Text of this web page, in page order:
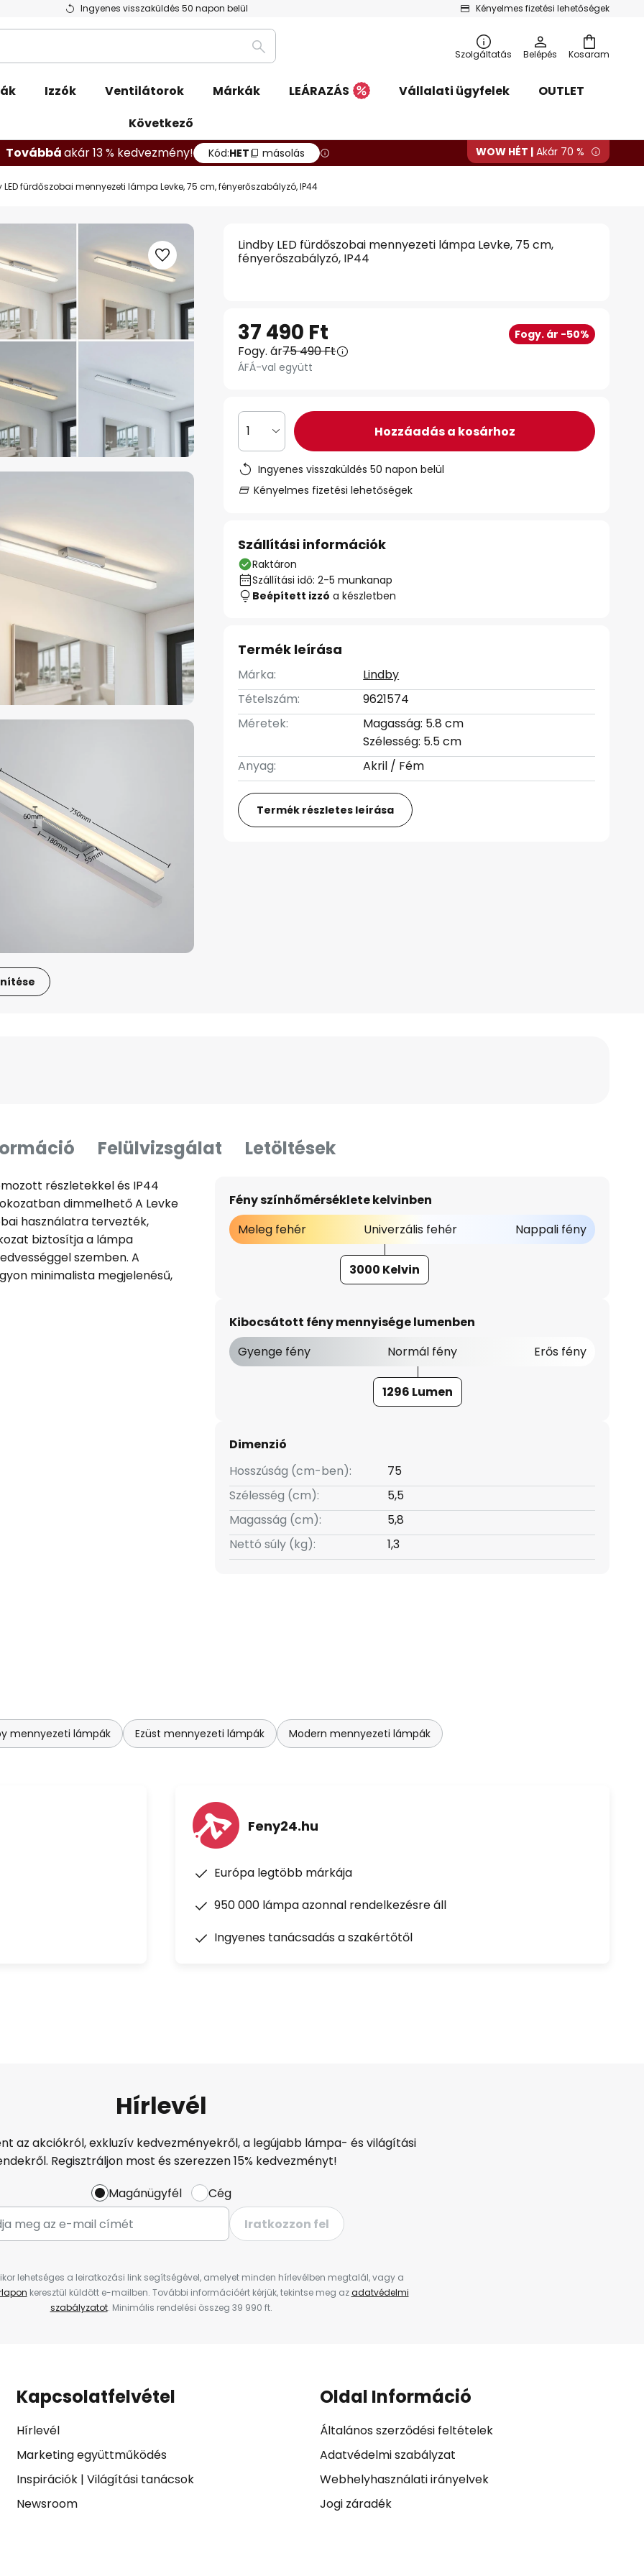
Ingyenes visszaküldés 50 napon belül Kényelmes fizetési lehetőségek
Kosaram
Keresés
Szolgáltatás Belépés
Izzók Ventilátorok Márkák LEÁRAZÁS Vállalati ügyfelek
OUTLET
Következő
Továbbáakár 13 % kedvezmény! Kód:HET másolás WOW HÉT | Akár 70 %
LED fürdőszobai mennyezeti lámpa Levke, 75 cm, fényerőszabályzó, IP44
Lindby LED fürdőszobai mennyezeti lámpa Levke, 75 cm,
fényerőszabályzó, IP44
37 490 Ft Fogy. ár -50%
Fogy. ár75 490 Ft
ÁFÁ-val együtt
1 Hozzáadás a kosárhoz
Ingyenes visszaküldés 50 napon belül
Kényelmes fizetési lehetőségek
Szállítási információk
Raktáron
Szállítási idő: 2-5 munkanap
Beépített izzó a készletben
Termék leírása
Márka:
Lindby
Tételszám:
9621574
Méretek:
Magasság: 5.8 cm
Szélesség: 5.5 cm
Anyag:
Akril / Fém
Termék részletes leírása
Felülvizsgálat Letöltések
részletekkel és IP44
dimmelhető A Levke
használatra tervezték,
biztosítja a lámpa
szemben. A
minimalista megjelenésű,
fényes krómozott kivitelű,
szerelvényei általában
a normál fali kapcsolóval
%) tompítható, ami még
Fény színhőmérséklete kelvinben
Meleg fehér
Univerzális fehér Nappali fény
3000 Kelvin
Kibocsátott fény mennyisége lumenben
Gyenge fény
Normál fény Erős fény
1296 Lumen
Dimenzió
Hosszúság (cm-ben):
75
Szélesség (cm):
5,5
Magasság (cm):
5,8
Nettó súly (kg):
1,3
mennyezeti lámpák Ezüst mennyezeti lámpák Modern mennyezeti lámpák
Feny24.hu
Európa legtöbb márkája
950 000 lámpa azonnal rendelkezésre áll
Ingyenes tanácsadás a szakértőtől
Hírlevél
az akciókról, exkluzív kedvezményekről, a legújabb lámpa- és világítási
Regisztráljon most és szerezzen 15% kedvezményt!
Magánügyfél
Cég
Iratkozzon fel
lehetséges a leiratkozási link segítségével, amelyet minden hírlevélben megtalál, vagy a
keresztül küldött e-mailben. További információért kérjük, tekintse meg azadatvédelmi
szabályzatot. Minimális rendelési összeg 39 990 ft.
Kapcsolatfelvétel
Hírlevél
Marketing együttműködés
Inspirációk| Világítási tanácsok
Newsroom
Oldal Információ
Általános szerződési feltételek
Adatvédelmi szabályzat
Webhelyhasználati irányelvek
Jogi záradék